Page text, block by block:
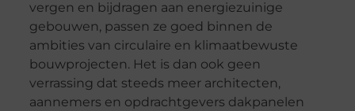
vergen en bijdragen aan energiezuinige
gebouwen, passen ze goed binnen de
ambities van circulaire en klimaatbewuste
bouwprojecten. Het is dan ook geen
verrassing dat steeds meer architecten,
aannemers en opdrachtgevers dakpanelen